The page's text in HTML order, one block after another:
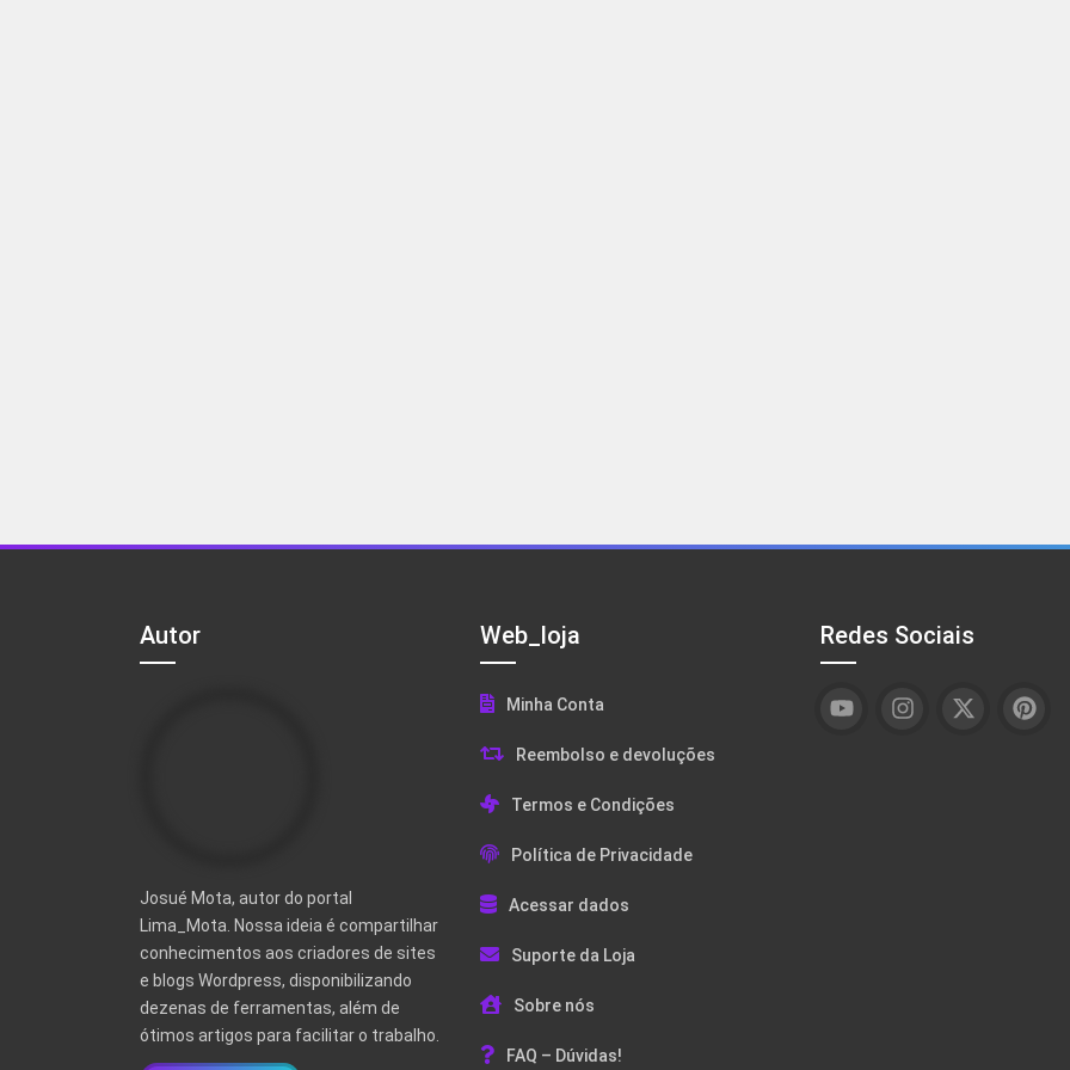
Autor
Josué Mota, autor do portal
Lima_Mota. Nossa ideia é compartilhar
conhecimentos aos criadores de sites
e blogs Wordpress, disponibilizando
dezenas de ferramentas, além de
ótimos artigos para facilitar o trabalho.
Web_loja
Minha Conta
Reembolso e devoluções
Termos e Condições
Política de Privacidade
Acessar dados
Suporte da Loja
Sobre nós
FAQ – Dúvidas!
Redes Sociais